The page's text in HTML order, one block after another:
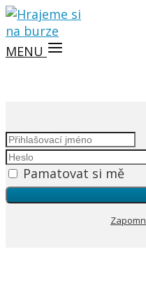
MENU
Pamatovat si mě